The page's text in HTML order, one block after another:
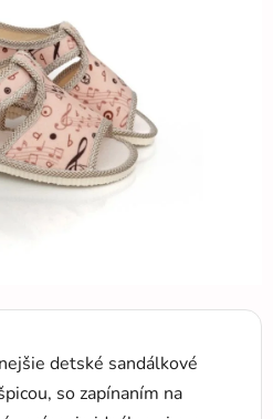
detské sandálkové
so zapínaním na